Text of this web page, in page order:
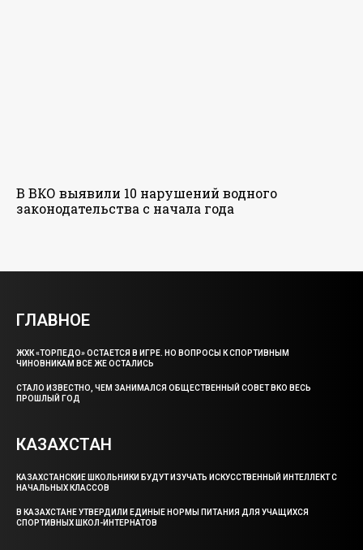
В ВКО выявили 10 нарушений водного
законодательства с начала года
ГЛАВНОЕ
ЖХК «ТОРПЕДО» ОСТАЕТСЯ В ИГРЕ. НО ВОПРОСЫ К СПОРТИВНЫМ
ЧИНОВНИКАМ ВСЕ ЖЕ ОСТАЛИСЬ
СТАЛО ИЗВЕСТНО, ЧЕМ ЗАНИМАЛСЯ ОБЩЕСТВЕННЫЙ СОВЕТ ВКО ВЕСЬ
ПРОШЛЫЙ ГОД
КАЗАХСТАН
КАЗАХСТАНСКИЕ ШКОЛЬНИКИ БУДУТ ИЗУЧАТЬ ИСКУССТВЕННЫЙ ИНТЕЛЛЕКТ С
НАЧАЛЬНЫХ КЛАССОВ
В КАЗАХСТАНЕ УТВЕРДИЛИ ЕДИНЫЕ НОРМЫ ПИТАНИЯ ДЛЯ УЧАЩИХСЯ
СПОРТИВНЫХ ШКОЛ-ИНТЕРНАТОВ